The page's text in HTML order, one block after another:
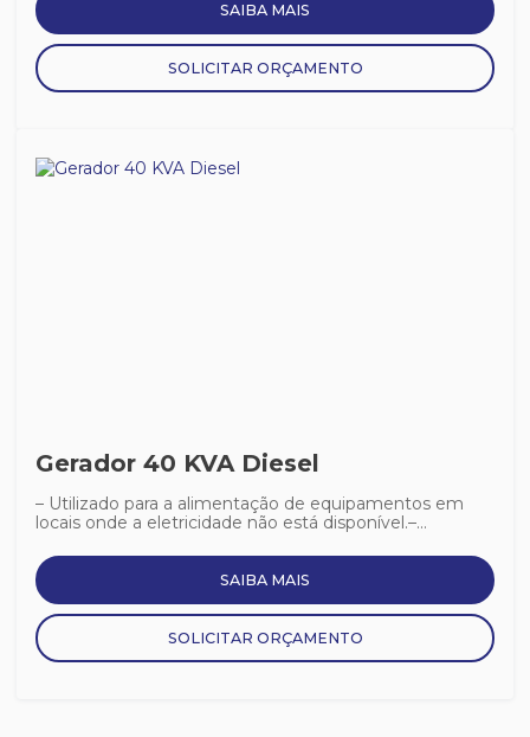
SAIBA MAIS
SOLICITAR ORÇAMENTO
Gerador 40 KVA Diesel
– Utilizado para a alimentação de equipamentos em
locais onde a eletricidade não está disponível.–...
SAIBA MAIS
SOLICITAR ORÇAMENTO